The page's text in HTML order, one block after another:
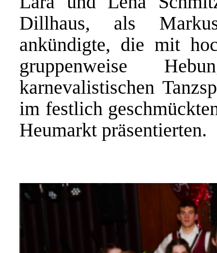
Dillhaus, als
ankündigte, die mit
gruppenweise
karnevalistischen
im festlich
Heumarkt präsentierten.